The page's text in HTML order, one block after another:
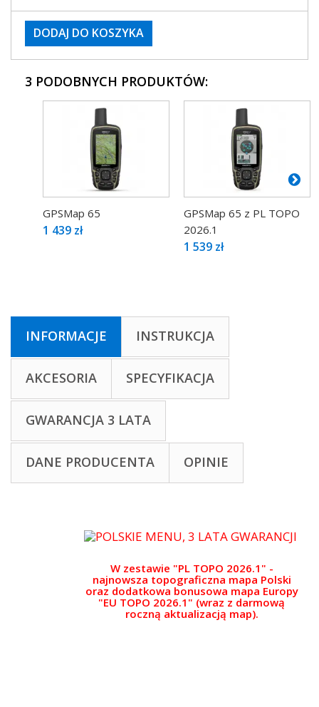
DODAJ DO KOSZYKA
3 PODOBNYCH PRODUKTÓW:
GPSMap 65
1 439 zł
GPSMap 65 z PL TOPO
2026.1
1 539 zł
INFORMACJE INSTRUKCJA
AKCESORIA SPECYFIKACJA
GWARANCJA 3 LATA
DANE PRODUCENTA OPINIE
W zestawie "PL TOPO 2026.1" -
najnowsza topograficzna mapa Polski
oraz dodatkowa bonusowa mapa Europy
"EU TOPO 2026.1" (wraz z darmową
roczną aktualizacją map).